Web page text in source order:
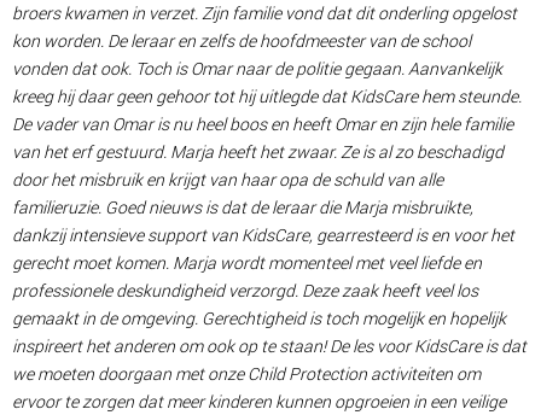
broers kwamen in verzet. Zijn familie vond dat dit onderling opgelost
kon worden. De leraar en zelfs de hoofdmeester van de school
vonden dat ook. Toch is Omar naar de politie gegaan. Aanvankelijk
kreeg hij daar geen gehoor tot hij uitlegde dat KidsCare hem steunde.
De vader van Omar is nu heel boos en heeft Omar en zijn hele familie
van het erf gestuurd. Marja heeft het zwaar. Ze is al zo beschadigd
door het misbruik en krijgt van haar opa de schuld van alle
familieruzie. Goed nieuws is dat de leraar die Marja misbruikte,
dankzij intensieve support van KidsCare, gearresteerd is en voor het
gerecht moet komen. Marja wordt momenteel met veel liefde en
professionele deskundigheid verzorgd. Deze zaak heeft veel los
gemaakt in de omgeving. Gerechtigheid is toch mogelijk en hopelijk
inspireert het anderen om ook op te staan! De les voor KidsCare is dat
we moeten doorgaan met onze Child Protection activiteiten om
ervoor te zorgen dat meer kinderen kunnen opgroeien in een veilige